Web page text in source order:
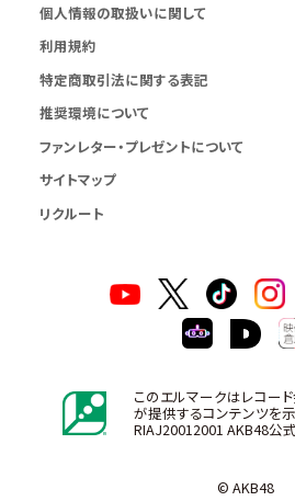
個人情報の取扱いに関して
利用規約
特定商取引法に関する表記
推奨環境について
ファンレター・プレゼントについて
サイトマップ
リクルート
このエルマークはレコー
が提供するコンテンツを
RIAJ20012001 AKB48公
© AKB48